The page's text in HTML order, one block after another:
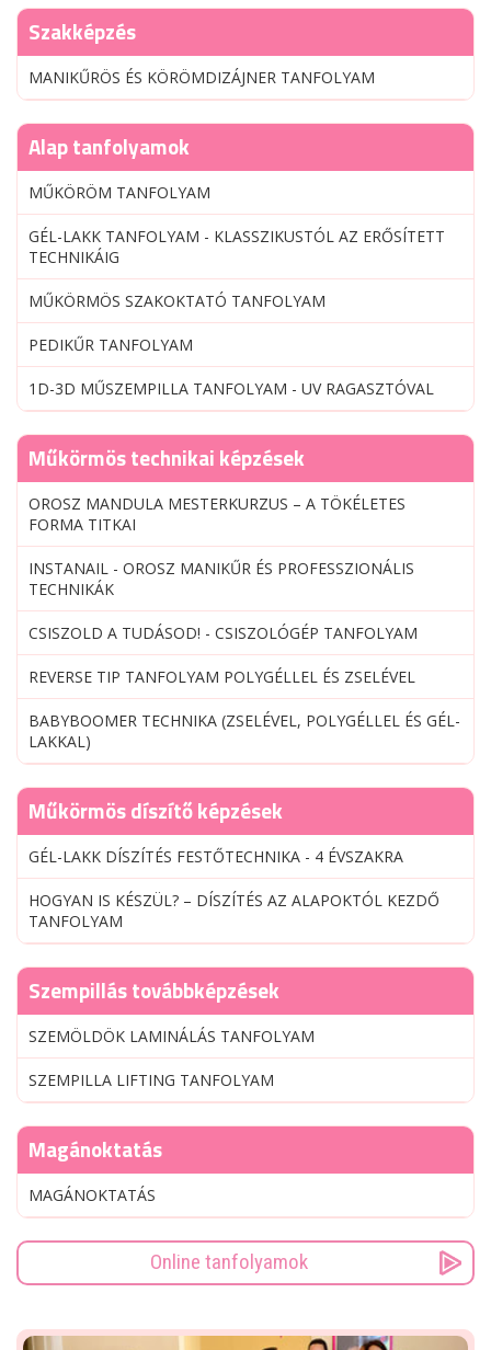
Szakképzés
MANIKŰRÖS ÉS KÖRÖMDIZÁJNER TANFOLYAM
Alap tanfolyamok
MŰKÖRÖM TANFOLYAM
GÉL-LAKK TANFOLYAM - KLASSZIKUSTÓL AZ ERŐSÍTETT
TECHNIKÁIG
MŰKÖRMÖS SZAKOKTATÓ TANFOLYAM
PEDIKŰR TANFOLYAM
1D-3D MŰSZEMPILLA TANFOLYAM - UV RAGASZTÓVAL
Műkörmös technikai képzések
OROSZ MANDULA MESTERKURZUS – A TÖKÉLETES
FORMA TITKAI
INSTANAIL - OROSZ MANIKŰR ÉS PROFESSZIONÁLIS
TECHNIKÁK
CSISZOLD A TUDÁSOD! - CSISZOLÓGÉP TANFOLYAM
REVERSE TIP TANFOLYAM POLYGÉLLEL ÉS ZSELÉVEL
BABYBOOMER TECHNIKA (ZSELÉVEL, POLYGÉLLEL ÉS GÉL-
LAKKAL)
Műkörmös díszítő képzések
GÉL-LAKK DÍSZÍTÉS FESTŐTECHNIKA - 4 ÉVSZAKRA
HOGYAN IS KÉSZÜL? – DÍSZÍTÉS AZ ALAPOKTÓL KEZDŐ
TANFOLYAM
Szempillás továbbképzések
SZEMÖLDÖK LAMINÁLÁS TANFOLYAM
SZEMPILLA LIFTING TANFOLYAM
Magánoktatás
MAGÁNOKTATÁS
Online tanfolyamok